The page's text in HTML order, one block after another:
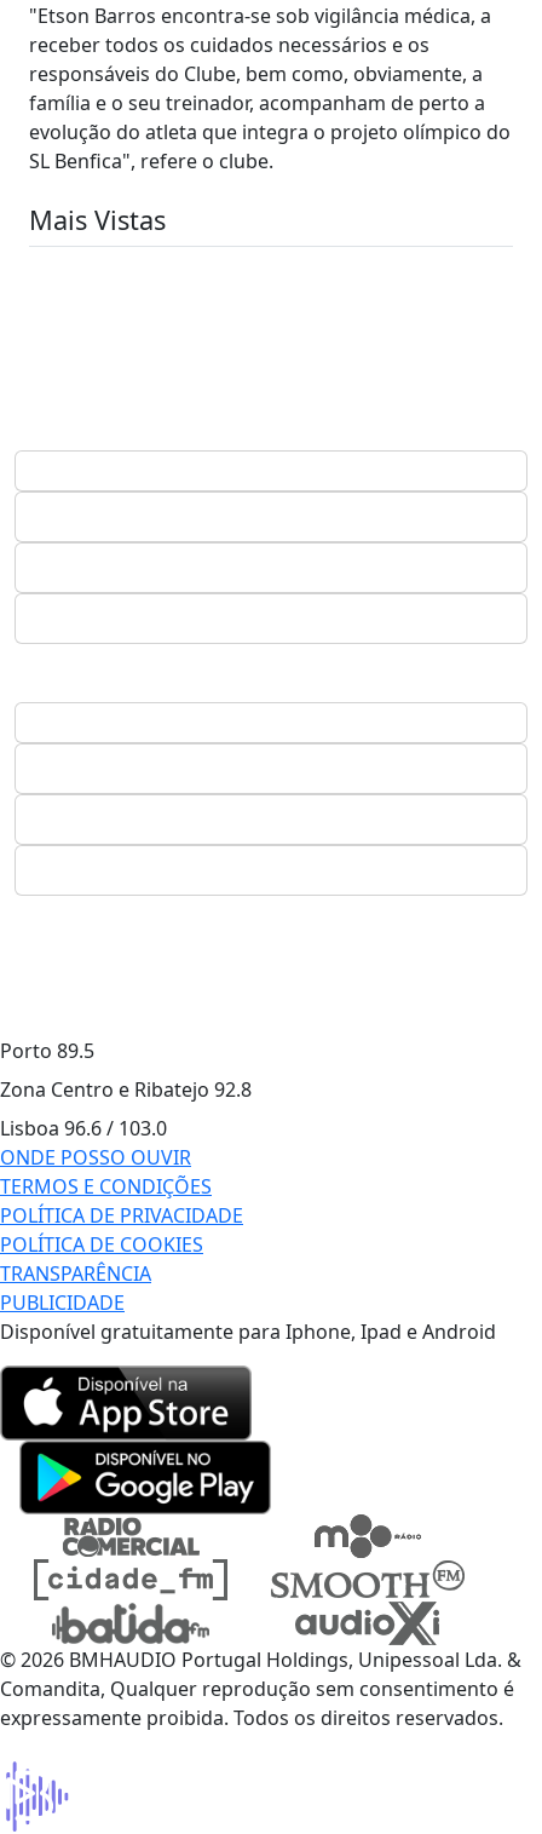
"Etson Barros encontra-se sob vigilância médica, a
receber todos os cuidados necessários e os
responsáveis do Clube, bem como, obviamente, a
família e o seu treinador, acompanham de perto a
evolução do atleta que integra o projeto olímpico do
SL Benfica", refere o clube.
Mais Vistas
Porto 89.5
Zona Centro e Ribatejo 92.8
Lisboa 96.6 / 103.0
ONDE POSSO OUVIR
TERMOS E CONDIÇÕES
POLÍTICA DE PRIVACIDADE
POLÍTICA DE COOKIES
TRANSPARÊNCIA
PUBLICIDADE
Disponível gratuitamente para Iphone, Ipad e Android
© 2026 BMHAUDIO Portugal Holdings, Unipessoal Lda. &
Comandita, Qualquer reprodução sem consentimento é
expressamente proibida. Todos os direitos reservados.